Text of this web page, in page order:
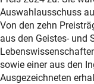
Auswahlausschuss
Von den zehn
aus den Geistes- und
sowie einer aus den
Ausgezeichneten